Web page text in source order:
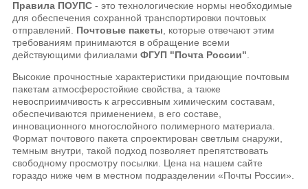
Правила ПОУПС- это технологические нормы необходимые
для обеспечения сохранной транспортировки почтовых
отправлений. Почтовые пакеты , которые отвечают этим
требованиям принимаются в обращение всеми
действующими филиаламиФГУП "Почта России"
Высокие прочностные характеристики придающие почтовым
пакетам атмосферостойкие свойства, а также
невосприимчивость к агрессивным химическим составам,
обеспечиваются применением, в его составе,
инновационного многослойного полимерного материала.
Формат почтового пакета спроектирован светлым снаружи,
темным внутри, такой подход позволяет препятствовать
свободному просмотру посылки. Цена на нашем сайте
гораздо ниже чем в местном подразделении «Почты России».